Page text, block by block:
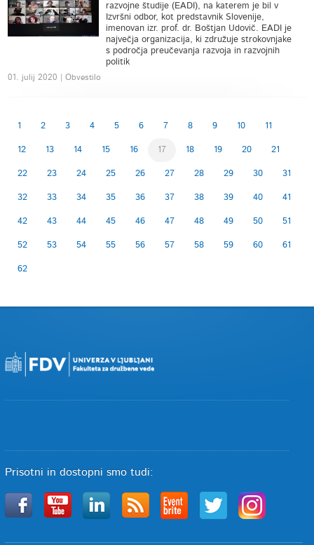
razvojne študije (EADI), na katerem je bil v
Izvršni odbor, kot predstavnik Slovenije,
imenovan izr. prof. dr. Boštjan Udovič. EADI je
največja organizacija, ki združuje strokovnjake
s področja preučevanja razvoja in razvojnih
politik
01. julij 2020 | Obvestilo
1 2 3 4 5 6 7 8 9 10 11
12 13 14 15 16 17 18 19 20 21
22 23 24 25 26 27 28 29 30 31
32 33 34 35 36 37 38 39 40 41
42 43 44 45 46 47 48 49 50 51
52 53 54 55 56 57 58 59 60 61
62
Prisotni in dostopni smo tudi: